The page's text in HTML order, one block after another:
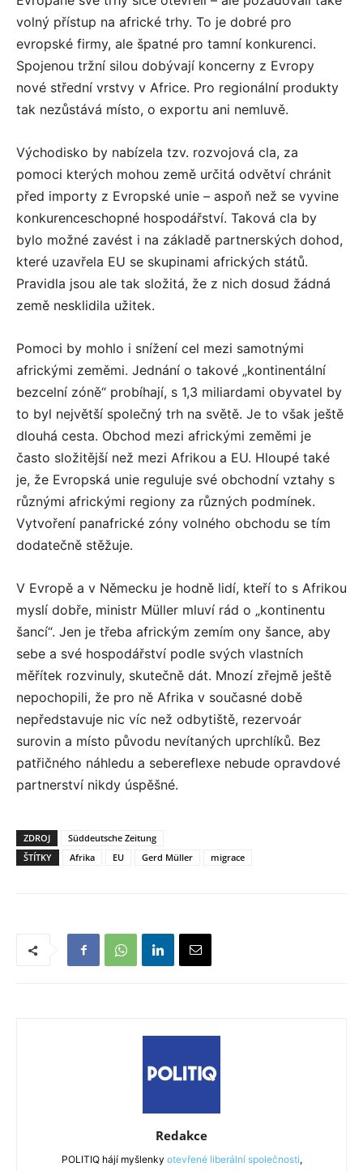
volný přístup na africké trhy. To je dobré pro
evropské firmy, ale špatné pro tamní konkurenci.
Spojenou tržní silou dobývají koncerny z Evropy
nové střední vrstvy v Africe. Pro regionální produkty
tak nezůstává místo, o exportu ani nemluvě.
Východisko by nabízela tzv. rozvojová cla, za
pomoci kterých mohou země určitá odvětví chránit
před importy z Evropské unie – aspoň než se vyvine
konkurenceschopné hospodářství. Taková cla by
bylo možné zavést i na základě partnerských dohod,
které uzavřela EU se skupinami afrických států.
Pravidla jsou ale tak složitá, že z nich dosud žádná
země nesklidila užitek.
Pomoci by mohlo i snížení cel mezi samotnými
africkými zeměmi. Jednání o takové „kontinentální
bezcelní zóně“ probíhají, s 1,3 miliardami obyvatel by
to byl největší společný trh na světě. Je to však ještě
dlouhá cesta. Obchod mezi africkými zeměmi je
často složitější než mezi Afrikou a EU. Hloupé také
je, že Evropská unie reguluje své obchodní vztahy s
různými africkými regiony za různých podmínek.
Vytvoření panafrické zóny volného obchodu se tím
dodatečně stěžuje.
V Evropě a v Německu je hodně lidí, kteří to s Afrikou
myslí dobře, ministr Müller mluví rád o „kontinentu
šancí“. Jen je třeba africkým zemím ony šance, aby
sebe a své hospodářství podle svých vlastních
měřítek rozvinuly, skutečně dát. Mnozí zřejmě ještě
nepochopili, že pro ně Afrika v současné době
nepředstavuje nic víc než odbytiště, rezervoár
surovin a místo původu nevítaných uprchlíků. Bez
patřičného náhledu a sebereflexe nebude opravdové
partnerství nikdy úspěšné.
ZDROJ
Süddeutsche Zeitung
ŠTÍTKY
Afrika EU Gerd Müller migrace
Redakce
POLITIQ hájí myšlenky otevřené liberální společnosti,